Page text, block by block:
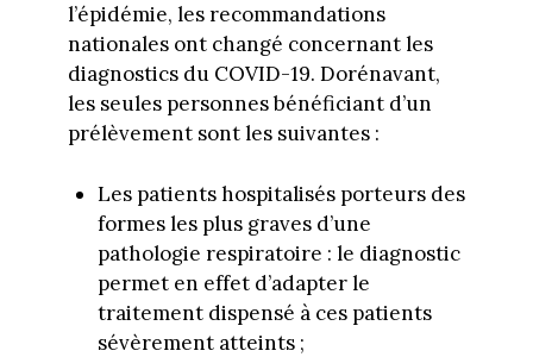
l’épidémie, les recommandations
nationales ont changé concernant les
diagnostics du COVID-19. Dorénavant,
les seules personnes bénéficiant d’un
prélèvement sont les suivantes :
Les patients hospitalisés porteurs des
formes les plus graves d’une
pathologie respiratoire : le diagnostic
permet en effet d’adapter le
traitement dispensé à ces patients
sévèrement atteints ;